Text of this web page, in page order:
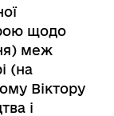
щодо
меж
(на
Віктору
і